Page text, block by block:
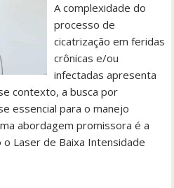
A complexidade do
processo de
cicatrização em feridas
crônicas e/ou
infectadas apresenta
contexto, a busca por
essencial para o manejo
abordagem promissora é a
Laser de Baixa Intensidade